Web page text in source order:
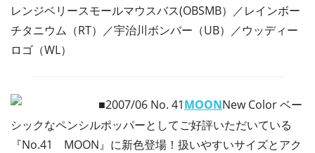
レンジベリースモールマウスバス(OBSMB）／レインボー
チタニウム（RT）／宇治川ボンバー（UB）／ウッディー
ロゴ（WL）
■2007/06 No. 41MOONNew Color ベー
シックなペンシルポッパーとしてご好評いただいている
『No.41 MOON』に新色登場！扱いやすいサイズとアク